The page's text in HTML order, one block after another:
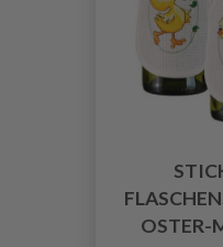
OSTER-